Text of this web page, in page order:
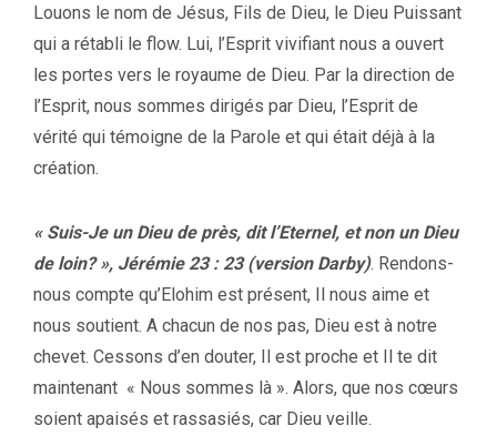
Louons le nom de Jésus, Fils de Dieu, le Dieu Puissant
qui a rétabli le flow. Lui, l’Esprit vivifiant nous a ouvert
les portes vers le royaume de Dieu. Par la direction de
l’Esprit, nous sommes dirigés par Dieu, l’Esprit de
vérité qui témoigne de la Parole et qui était déjà à la
création.
« Suis-Je un Dieu de près, dit l’Eternel, et non un Dieu
de loin? », Jérémie 23 : 23 (version Darby). Rendons-
nous compte qu’Elohim est présent, Il nous aime et
nous soutient. A chacun de nos pas, Dieu est à notre
chevet. Cessons d’en douter, Il est proche et Il te dit
maintenant « Nous sommes là ». Alors, que nos cœurs
soient apaisés et rassasiés, car Dieu veille.